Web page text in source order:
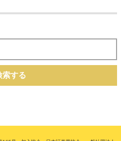
索する